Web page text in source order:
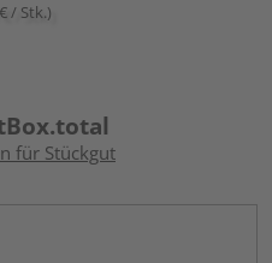
/ Stk.)
für Stückgut